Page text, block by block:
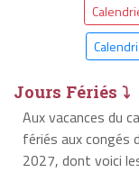
Jours Fériés ⤵
Aux vacances du
fériés aux congés
2027, dont voici